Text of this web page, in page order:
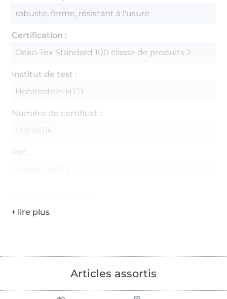
robuste, ferme, résistant à l'usure
Certification :
Oeko-Tex Standard 100 classe de produits 2
Institut de test :
Hohenstein HTTI
Numéro de certificat :
12.0.10316
Réf.:
Articles assortis